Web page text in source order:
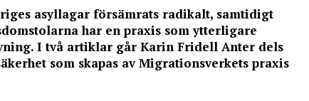
asyllagar försämrats radikalt, samtidigt
har en praxis som ytterligare
I två artiklar går Karin Fridell Anter dels
som skapas av Migrationsverkets praxis